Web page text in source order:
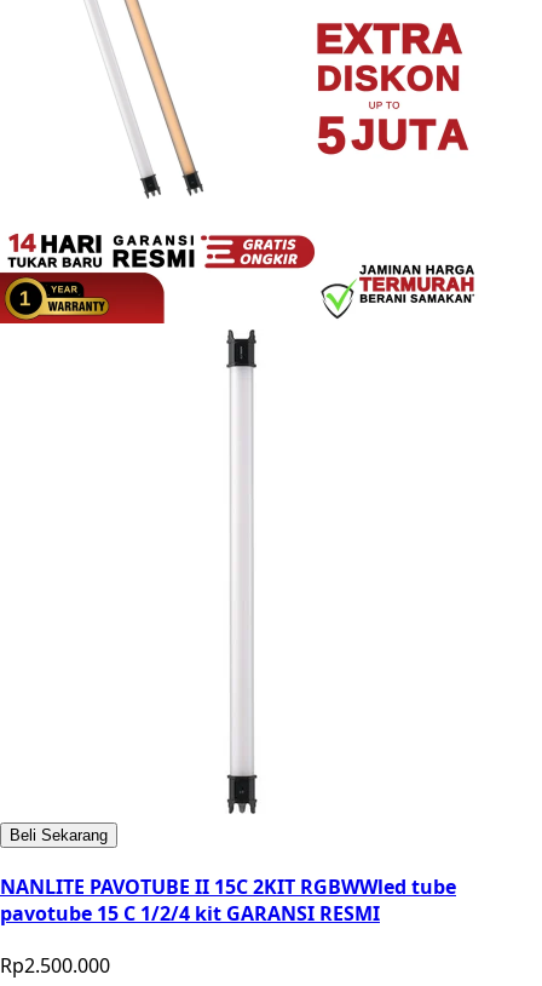
Beli Sekarang
NANLITE PAVOTUBE II 15C 2KIT RGBWWled tube
pavotube 15 C 1/2/4 kit GARANSI RESMI
Rp2.500.000